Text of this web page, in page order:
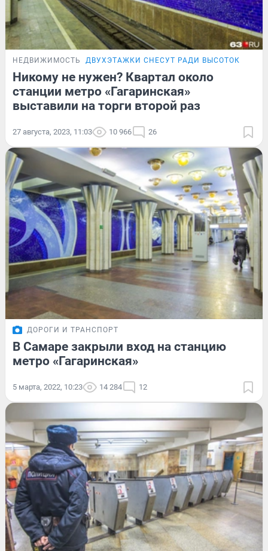
НЕДВИЖИМОСТЬ ДВУХЭТАЖКИ СНЕСУТ РАДИ ВЫСОТОК
Никому не нужен? Квартал около
станции метро «Гагаринская»
выставили на торги второй раз
27 августа, 2023, 11:03 10 966 26
ДОРОГИ И ТРАНСПОРТ
В Самаре закрыли вход на станцию
метро «Гагаринская»
5 марта, 2022, 10:23 14 284 12